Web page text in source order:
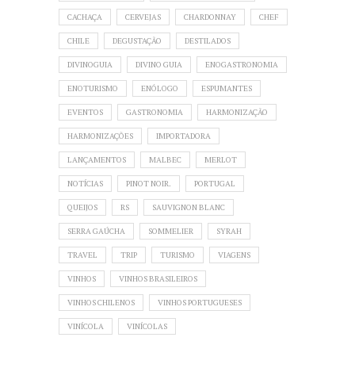
CACHAÇA CERVEJAS CHARDONNAY CHEF
CHILE DEGUSTAÇÃO DESTILADOS
DIVINOGUIA DIVINO GUIA ENOGASTRONOMIA
ENOTURISMO ENÓLOGO ESPUMANTES
EVENTOS GASTRONOMIA HARMONIZAÇÃO
HARMONIZAÇÕES IMPORTADORA
LANÇAMENTOS MALBEC MERLOT
NOTÍCIAS PINOT NOIR. PORTUGAL
QUEIJOS RS SAUVIGNON BLANC
SERRA GAÚCHA SOMMELIER SYRAH
TRAVEL TRIP TURISMO VIAGENS
VINHOS VINHOS BRASILEIROS
VINHOS CHILENOS VINHOS PORTUGUESES
VINÍCOLA VINÍCOLAS